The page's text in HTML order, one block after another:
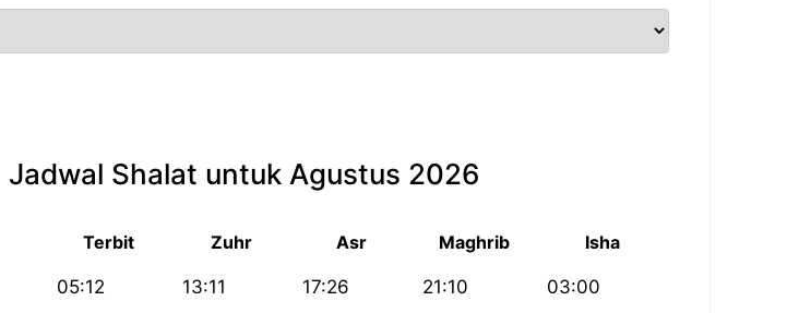
Jadwal Shalat untuk Agustus 2026
Terbit Zuhr Asr Maghrib Isha
05:12 13:11 17:26 21:10 03:00